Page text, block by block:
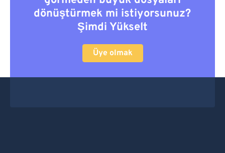
dönüştürmek mi istiyorsunuz?
Şimdi Yükselt
Üye olmak